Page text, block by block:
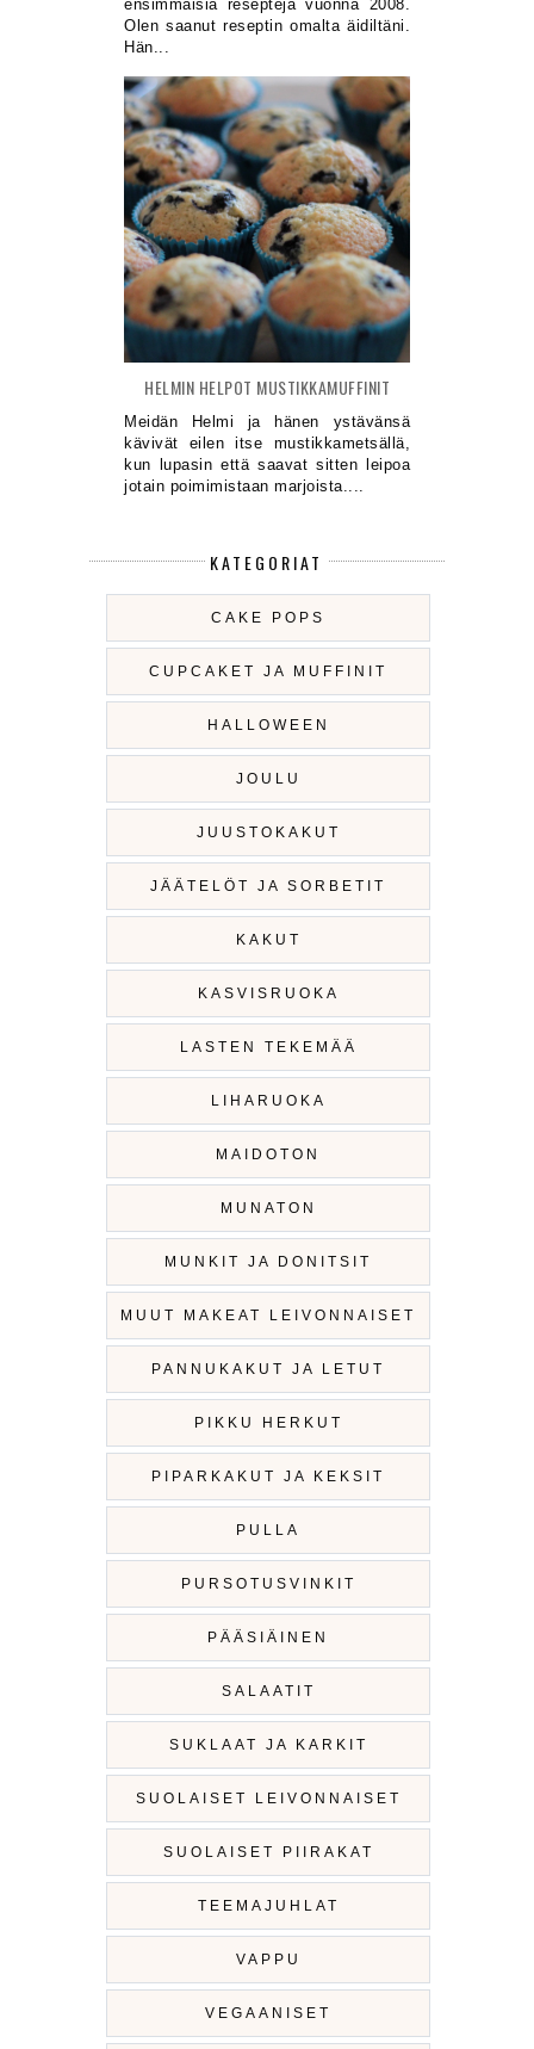
ensimmäisiä reseptejä vuonna 2008.
Olen saanut reseptin omalta äidiltäni.
Hän...
HELMIN HELPOT MUSTIKKAMUFFINIT
Meidän Helmi ja hänen ystävänsä
kävivät eilen itse mustikkametsällä,
kun lupasin että saavat sitten leipoa
jotain poimimistaan marjoista....
KATEGORIAT
CAKE POPS
CUPCAKET JA MUFFINIT
HALLOWEEN
JOULU
JUUSTOKAKUT
JÄÄTELÖT JA SORBETIT
KAKUT
KASVISRUOKA
LASTEN TEKEMÄÄ
LIHARUOKA
MAIDOTON
MUNATON
MUNKIT JA DONITSIT
MUUT MAKEAT LEIVONNAISET
PANNUKAKUT JA LETUT
PIKKU HERKUT
PIPARKAKUT JA KEKSIT
PULLA
PURSOTUSVINKIT
PÄÄSIÄINEN
SALAATIT
SUKLAAT JA KARKIT
SUOLAISET LEIVONNAISET
SUOLAISET PIIRAKAT
TEEMAJUHLAT
VAPPU
VEGAANISET